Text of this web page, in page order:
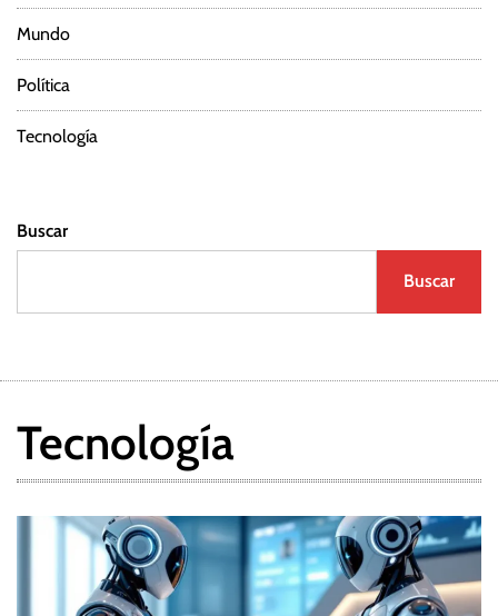
r
a
d
s
Mundo
Política
Tecnología
Buscar
Buscar
Tecnología